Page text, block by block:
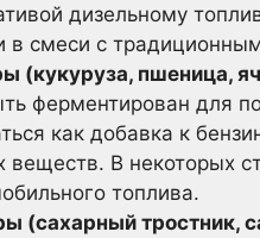
дизельному
в смеси с
(кукуруза, пшеница,
ферментирован для
как добавка к
В некоторых
топлива.
(сахарный тростник,